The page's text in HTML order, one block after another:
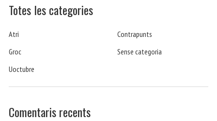
Totes les categories
Atri
Contrapunts
Groc
Sense categoria
Uoctubre
Comentaris recents